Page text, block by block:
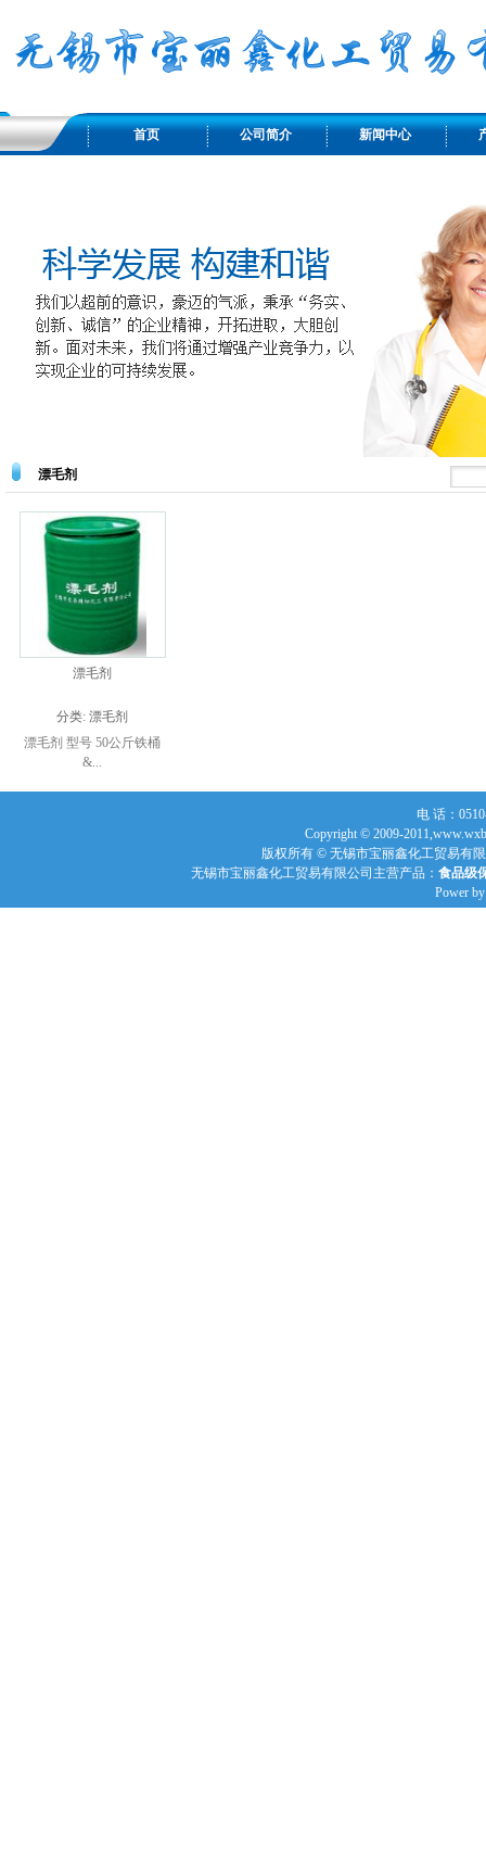
首页 公司简介 新闻中心
漂毛剂
漂毛剂
分类: 漂毛剂
漂毛剂 型号 50公斤铁桶
&...
电 话：
Copyright © 2009-
版权所有 © 无锡市宝丽鑫化工贸易有
无锡市宝丽鑫化工贸易有限公司主营产品： 食品级
Power